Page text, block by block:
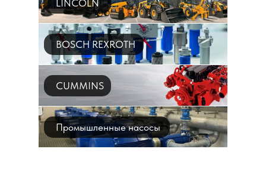
LINCOLN
BOSCH REXROTH
CUMMINS
Промышленные насосы